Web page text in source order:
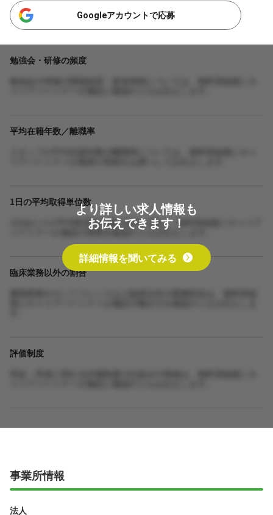
Googleアカウントで応募
勉強会・研修の頻度
平均在籍年数／離職率
1日の平均取得単位数
1日あたりの平均取得単位数や担当人数は、無料登録後にキャリア
パートナーが施設の実態を確認のうえお伝えします。
臨床業務以外の割合
評価制度
より詳しい求人情報も
お伝えできます！
詳細情報を聞いてみる
事業所情報
法人